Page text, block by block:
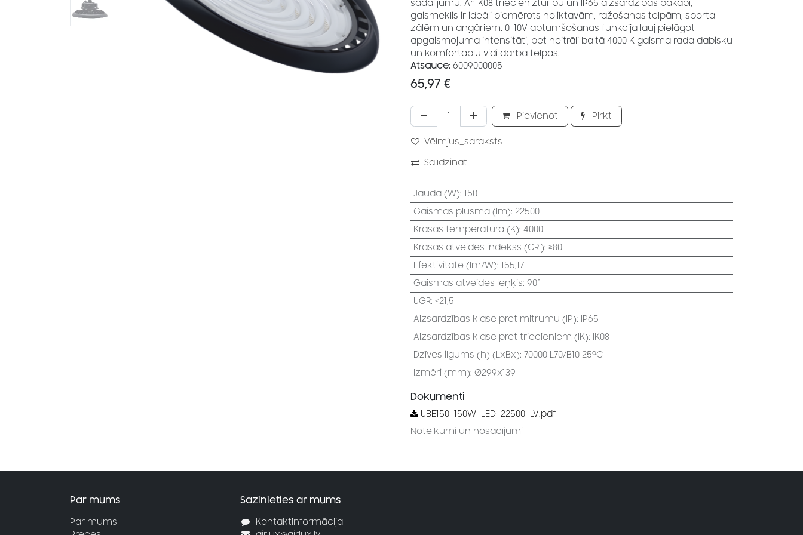
sadalījumu. Ar IK08 triecienizturību un IP65 aizsardzības pakāpi,
gaismeklis ir ideāli piemērots noliktavām, ražošanas telpām, sporta
zālēm un angāriem. 0–10V aptumšošanas funkcija ļauj pielāgot
apgaismojuma intensitāti, bet neitrāli baltā 4000 K gaisma rada dabisku
un komfortablu vidi darba telpās.
Atsauce: 6009000005
65,97 €
Pievienot Pirkt
Vēlmjus_saraksts
Salīdzināt
Jauda (W): 150
Gaismas plūsma (lm): 22500
Krāsas temperatūra (K): 4000
Krāsas atveides indekss (CRI): ≥80
Efektivitāte (lm/W): 155,17
Gaismas atveides leņķis: 90°
UGR: <21,5
Aizsardzības klase pret mitrumu (IP): IP65
Aizsardzības klase pret triecieniem (IK): IK08
Dzīves ilgums (h) (LxBx): 70000 L70/B10 25⁰C
Izmēri (mm): Ø299x139
Dokumenti
UBE150_150W_LED_22500_LV.pdf
Noteikumi un nosacījumi
Par mums
Par mums
Sazinieties ar mums
Kontaktinformācija